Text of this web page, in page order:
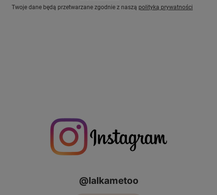
Twoje dane będą przetwarzane zgodnie z naszą polityką prywatności